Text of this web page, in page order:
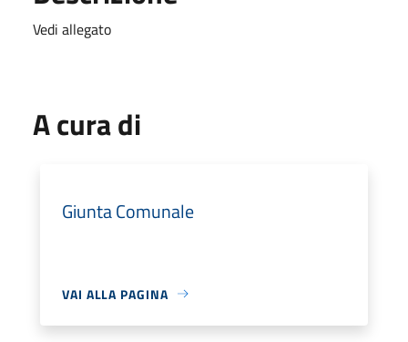
Vedi allegato
A cura di
Giunta Comunale
VAI ALLA PAGINA